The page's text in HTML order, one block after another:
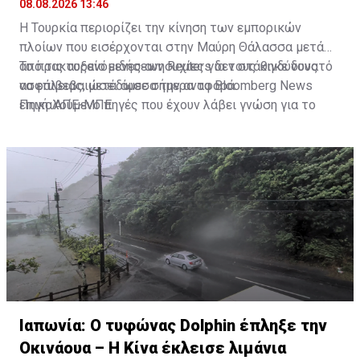
08.08.2026 13:46
Η Τουρκία περιορίζει την κίνηση των εμπορικών
πλοίων που εισέρχονται στην Μαύρη Θάλασσα μετά
από τις αυξανόμενες ανησυχίες για τους κινδύνους
ασφάλειας, μετέδωσε σήμερα το Bloomberg News
επικαλούμενο πηγές που έχουν λάβει γνώση για το
Το πρακτορείο ειδήσεων Reuters δεν στάθηκε δυνατό
να επιβεβαιώσει άμεσα την αναφορά.
Πηγή: ΑΠΕ-ΜΠΕ
Ιαπωνία: Ο τυφώνας Dolphin έπληξε την
Οκινάουα – Η Κίνα έκλεισε λιμάνια